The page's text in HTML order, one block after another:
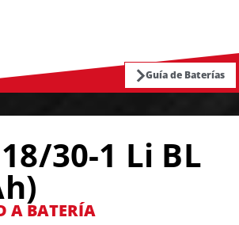
Guía de Baterías
30-1 Li BL
A BATERÍA